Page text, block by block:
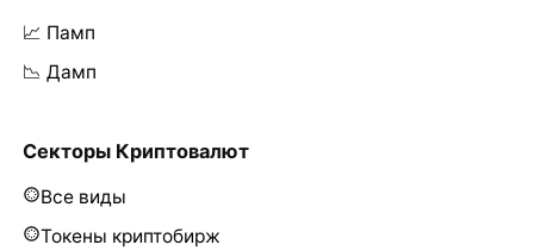
📈 Памп
📉 Дамп
Секторы Криптовалют
Все виды
Токены криптобирж